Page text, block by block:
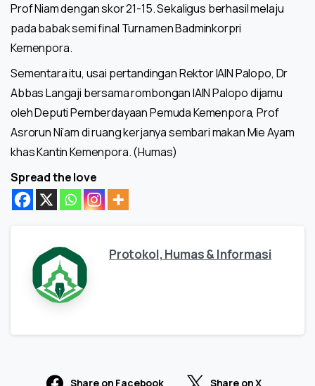
Prof Niam dengan skor 21-15. Sekaligus berhasil melaju
pada babak semi final Turnamen Badminkorpri
Kemenpora.
Sementara itu, usai pertandingan Rektor IAIN Palopo, Dr
Abbas Langaji bersama rombongan IAIN Palopo dijamu
oleh Deputi Pemberdayaan Pemuda Kemenpora, Prof
Asrorun Ni’am di ruang kerjanya sembari makan Mie Ayam
khas Kantin Kemenpora. (Humas)
Spread the love
Protokol, Humas & Informasi
Share on Facebook Share on X